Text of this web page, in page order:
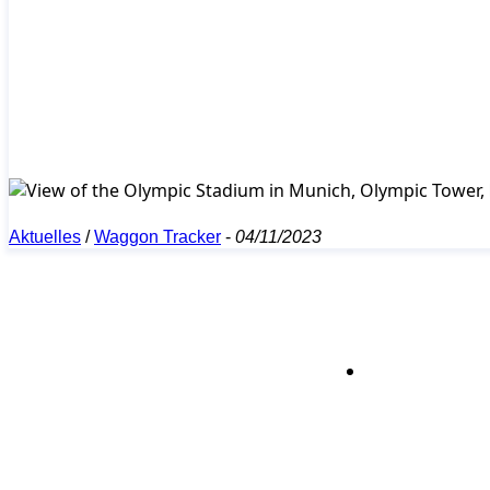
Aktuelles /Waggon Tracker - 04/11/2023